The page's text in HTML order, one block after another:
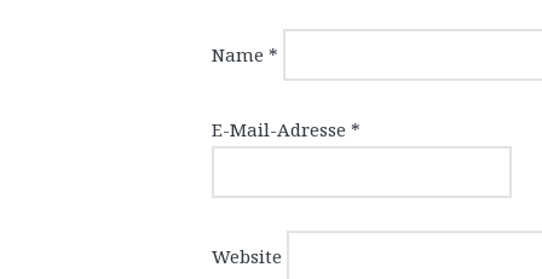
Name *
E-Mail-Adresse *
Website